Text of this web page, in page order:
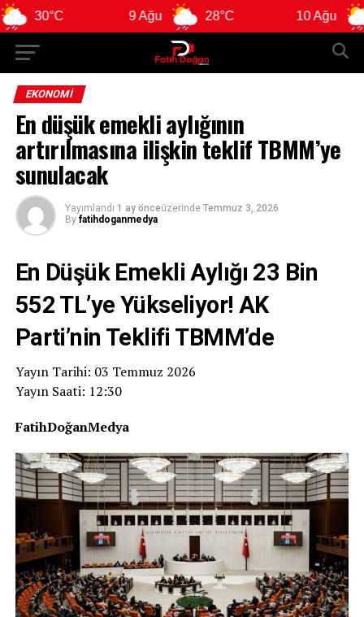
28°C
EKONOMI
En düşük emekli aylığının
artırılmasına ilişkin teklif TBMM’ye
sunulacak
Yayımlandı 1 ay önceüzerinde Temmuz 3, 2026
By fatihdoganmedya
En Düşük Emekli Aylığı 23 Bin
552 TL’ye Yükseliyor! AK
Parti’nin Teklifi TBMM’de
Yayın Tarihi: 03 Temmuz 2026
Yayın Saati: 12:30
FatihDoğanMedya